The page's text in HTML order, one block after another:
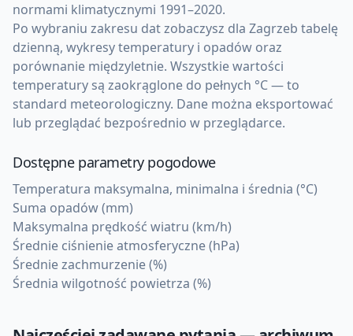
normami klimatycznymi 1991–2020.
Po wybraniu zakresu dat zobaczysz dla Zagrzeb tabelę
dzienną, wykresy temperatury i opadów oraz
porównanie międzyletnie. Wszystkie wartości
temperatury są zaokrąglone do pełnych °C — to
standard meteorologiczny. Dane można eksportować
lub przeglądać bezpośrednio w przeglądarce.
Dostępne parametry pogodowe
Temperatura maksymalna, minimalna i średnia (°C)
Suma opadów (mm)
Maksymalna prędkość wiatru (km/h)
Średnie ciśnienie atmosferyczne (hPa)
Średnie zachmurzenie (%)
Średnia wilgotność powietrza (%)